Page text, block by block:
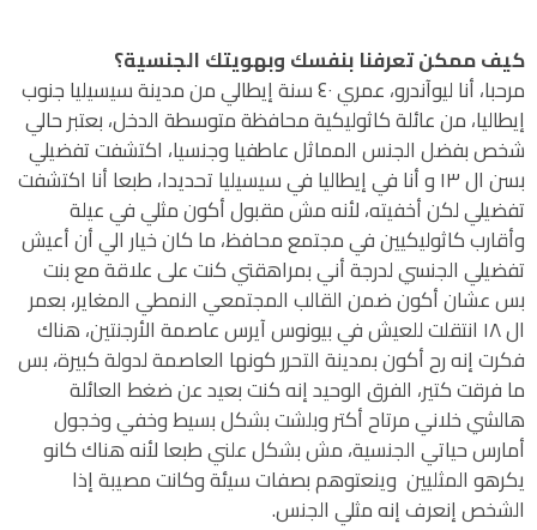
كيف ممكن تعرفنا بنفسك وبهويتك الجنسية؟
مرحبا، أنا ليوآندرو، عمري ٤٠ سنة إيطالي من مدينة سيسيليا جنوب
إيطاليا، من عائلة كاثوليكية محافظة متوسطة الدخل، بعتبر حالي
شخص بفضل الجنس المماثل عاطفيا وجنسيا، اكتشفت تفضيلي
بسن ال ١٣ و أنا في إيطاليا في سيسيليا تحديدا، طبعا أنا اكتشفت
تفضيلي لكن أخفيته، لأنه مش مقبول أكون مثلي في عيلة
وأقارب كاثوليكيين في مجتمع محافظ، ما كان خيار الي أن أعيش
تفضيلي الجنسي لدرجة أني بمراهقتي كنت على علاقة مع بنت
بس عشان أكون ضمن القالب المجتمعي النمطي المغاير، بعمر
ال ١٨ انتقلت للعيش في بيونوس آيرس عاصمة الأرجنتين، هناك
فكرت إنه رح أكون بمدينة التحرر كونها العاصمة لدولة كبيرة، بس
ما فرقت كتير، الفرق الوحيد إنه كنت بعيد عن ضغط العائلة
هالشي خلاني مرتاح أكتر وبلشت بشكل بسيط وخفي وخجول
أمارس حياتي الجنسية، مش بشكل علني طبعا لأنه هناك كانو
يكرهو المثليين وينعتوهم بصفات سيئة وكانت مصيبة إذا
الشخص إنعرف إنه مثلي الجنس.